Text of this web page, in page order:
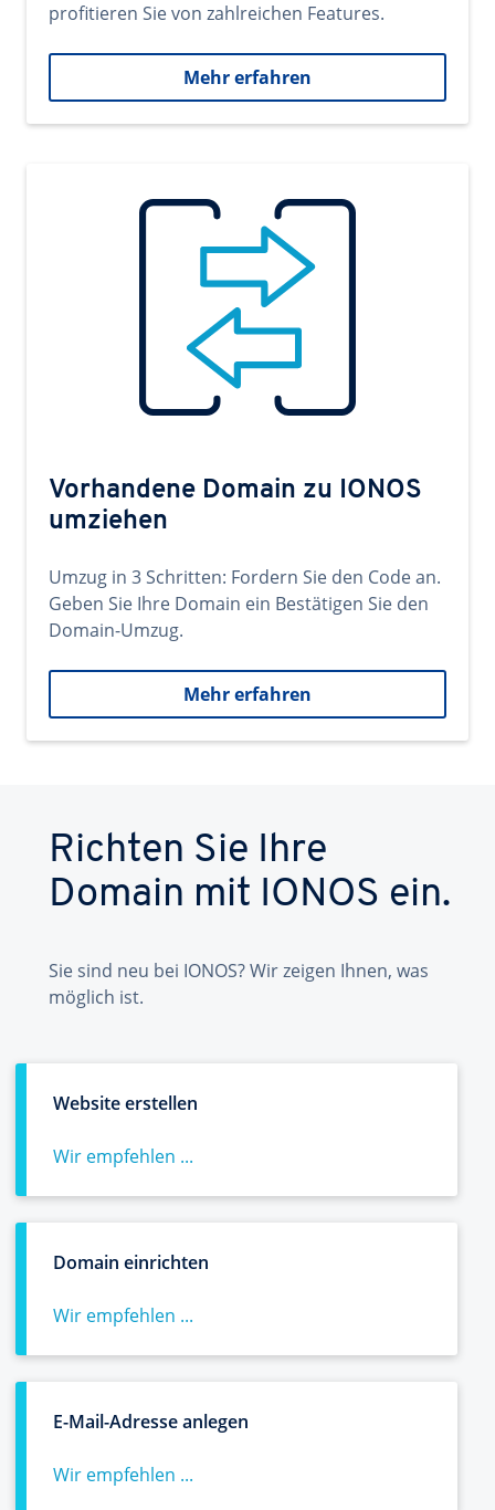
profitieren Sie von zahlreichen Features.
Mehr erfahren
Vorhandene Domain zu IONOS
umziehen
Umzug in 3 Schritten: Fordern Sie den Code an.
Geben Sie Ihre Domain ein Bestätigen Sie den
Domain-Umzug.
Mehr erfahren
Richten Sie Ihre
Domain mit IONOS ein.
Sie sind neu bei IONOS? Wir zeigen Ihnen, was
möglich ist.
Website erstellen
Wir empfehlen ...
Domain einrichten
Wir empfehlen ...
E-Mail-Adresse anlegen
Wir empfehlen ...